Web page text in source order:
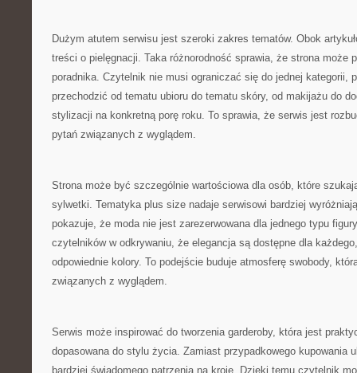
Dużym atutem serwisu jest szeroki zakres tematów. Obok
treści o pielęgnacji. Taka różnorodność sprawia, że strona może
poradnika. Czytelnik nie musi ograniczać się do jednej kategorii,
przechodzić od tematu ubioru do tematu skóry, od makijażu do
stylizacji na konkretną porę roku. To sprawia, że serwis jest
pytań związanych z wyglądem.
Strona może być szczególnie wartościowa dla osób, które
sylwetki. Tematyka plus size nadaje serwisowi bardziej
pokazuje, że moda nie jest zarezerwowana dla jednego typu
czytelników w odkrywaniu, że elegancja są dostępne dla
odpowiednie kolory. To podejście buduje atmosferę swobody,
związanych z wyglądem.
Serwis może inspirować do tworzenia garderoby, która jest
dopasowana do stylu życia. Zamiast przypadkowego kupowania
bardziej świadomego patrzenia na kroje. Dzięki temu czytelnik